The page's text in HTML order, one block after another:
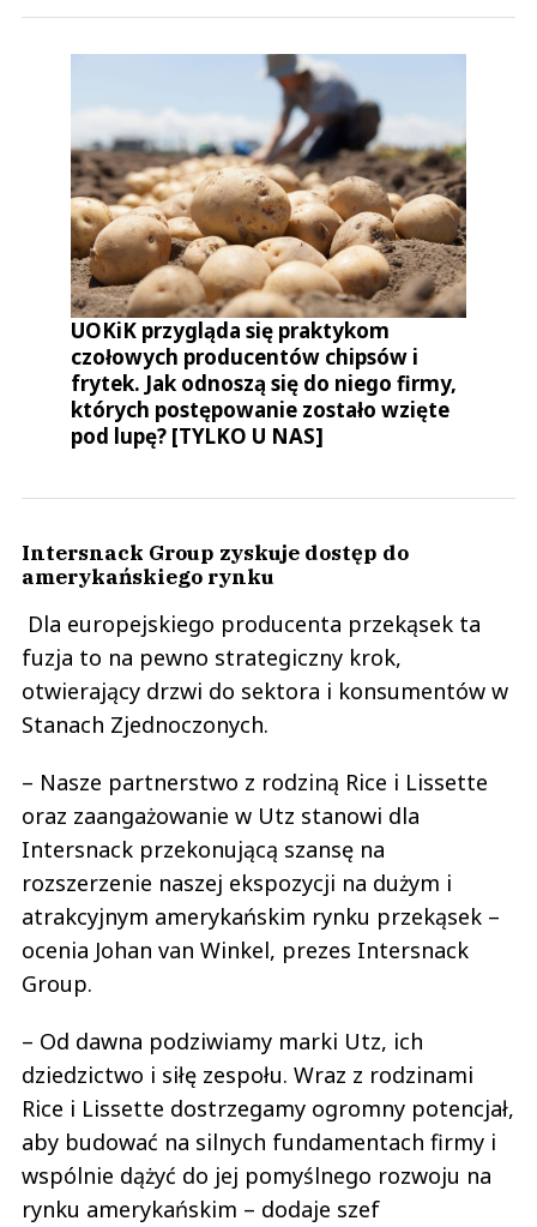
UOKiK przygląda się praktykom
czołowych producentów chipsów i
frytek. Jak odnoszą się do niego firmy,
których postępowanie zostało wzięte
pod lupę? [TYLKO U NAS]
Intersnack Group zyskuje dostęp do
amerykańskiego rynku
Dla europejskiego producenta przekąsek ta
fuzja to na pewno strategiczny krok,
otwierający drzwi do sektora i konsumentów w
Stanach Zjednoczonych.
– Nasze partnerstwo z rodziną Rice i Lissette
oraz zaangażowanie w Utz stanowi dla
Intersnack przekonującą szansę na
rozszerzenie naszej ekspozycji na dużym i
atrakcyjnym amerykańskim rynku przekąsek –
ocenia Johan van Winkel, prezes Intersnack
Group.
– Od dawna podziwiamy marki Utz, ich
dziedzictwo i siłę zespołu. Wraz z rodzinami
Rice i Lissette dostrzegamy ogromny potencjał,
aby budować na silnych fundamentach firmy i
wspólnie dążyć do jej pomyślnego rozwoju na
rynku amerykańskim – dodaje szef